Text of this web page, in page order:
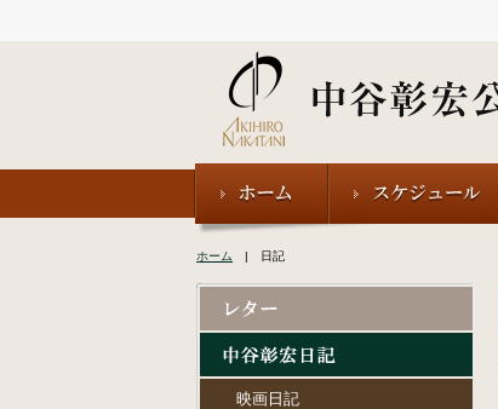
ホーム | 日記
映画日記